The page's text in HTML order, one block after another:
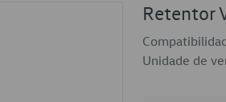
Retentor
Unidade de